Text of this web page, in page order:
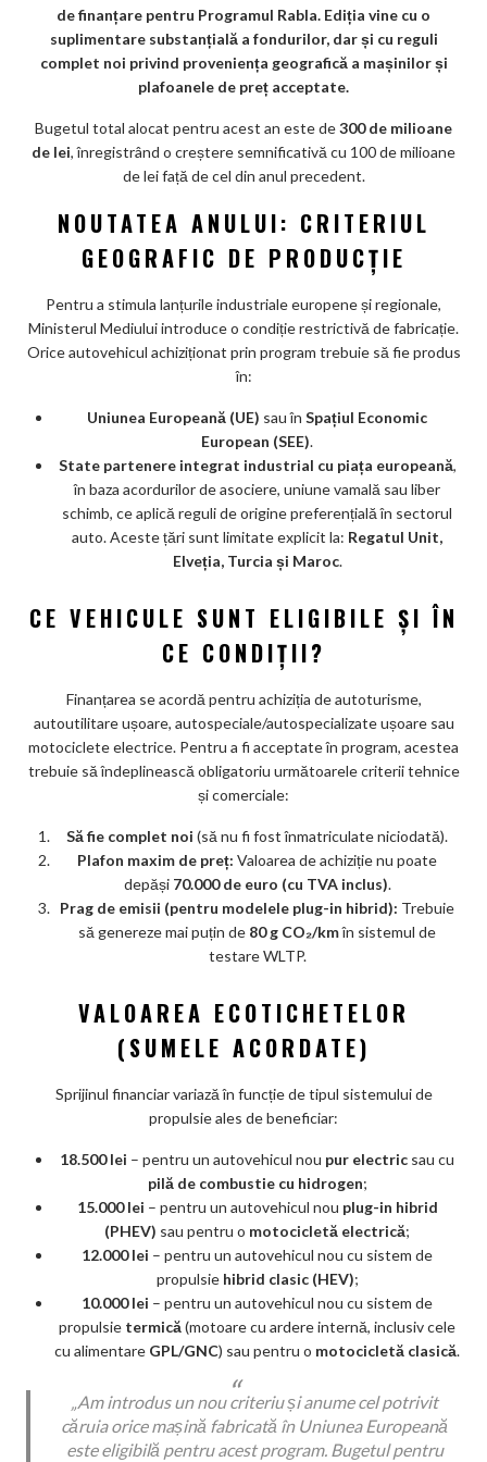
o
k
m
ar
ks
de finanțare pentru Programul Rabla. Ediția vine cu o
suplimentare substanțială a fondurilor, dar și cu reguli
complet noi privind proveniența geografică a mașinilor și
plafoanele de preț acceptate.
Bugetul total alocat pentru acest an este de300 de milioane
de lei, înregistrând o creștere semnificativă cu 100 de milioane
de lei față de cel din anul precedent.
NOUTATEA ANULUI: CRITERIUL
GEOGRAFIC DE PRODUCȚIE
Pentru a stimula lanțurile industriale europene și regionale,
Ministerul Mediului introduce o condiție restrictivă de fabricație.
Orice autovehicul achiziționat prin program trebuie să fie produs
în:
Uniunea Europeană (UE) sau în Spațiul Economic
European (SEE).
State partenere integrat industrial cu piața europeană,
în baza acordurilor de asociere, uniune vamală sau liber
schimb, ce aplică reguli de origine preferențială în sectorul
auto. Aceste țări sunt limitate explicit la: Regatul Unit,
Elveția, Turcia și Maroc.
CE VEHICULE SUNT ELIGIBILE ȘI ÎN
CE CONDIȚII?
Finanțarea se acordă pentru achiziția de autoturisme,
autoutilitare ușoare, autospeciale/autospecializate ușoare sau
motociclete electrice. Pentru a fi acceptate în program, acestea
trebuie să îndeplinească obligatoriu următoarele criterii tehnice
și comerciale:
Să fie complet noi (să nu fi fost înmatriculate niciodată).
Plafon maxim de preț: Valoarea de achiziție nu poate
depăși 70.000 de euro (cu TVA inclus).
Prag de emisii (pentru modelele plug-in hibrid): Trebuie
să genereze mai puțin de 80 g CO₂/kmîn sistemul de
testare WLTP.
VALOAREA ECOTICHETELOR
(SUMELE ACORDATE)
Sprijinul financiar variază în funcție de tipul sistemului de
propulsie ales de beneficiar:
18.500 lei – pentru un autovehicul nou pur electric sau cu
pilă de combustie cu hidrogen;
15.000 lei – pentru un autovehicul nou plug-in hibrid
(PHEV) sau pentru o motocicletă electrică;
12.000 lei – pentru un autovehicul nou cu sistem de
propulsie hibrid clasic (HEV);
10.000 lei – pentru un autovehicul nou cu sistem de
propulsie termică(motoare cu ardere internă, inclusiv cele
cu alimentare GPL/GNC) sau pentru o motocicletă clasică.
„Am introdus un nou criteriu și anume cel potrivit
căruia orice mașină fabricată în Uniunea Europeană
este eligibilă pentru acest program. Bugetul pentru